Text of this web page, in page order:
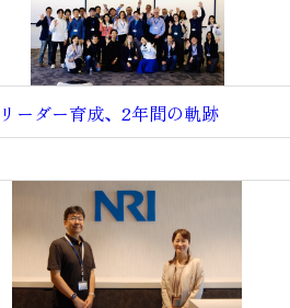
ーダー育成、2年間の軌跡